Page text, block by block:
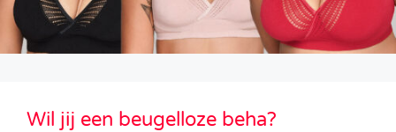
Wil jij een beugelloze beha?